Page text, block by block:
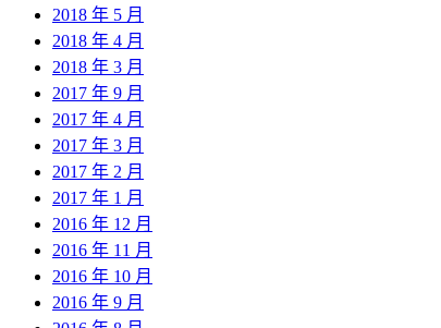
2018 年 5 月
2018 年 4 月
2018 年 3 月
2017 年 9 月
2017 年 4 月
2017 年 3 月
2017 年 2 月
2017 年 1 月
2016 年 12 月
2016 年 11 月
2016 年 10 月
2016 年 9 月